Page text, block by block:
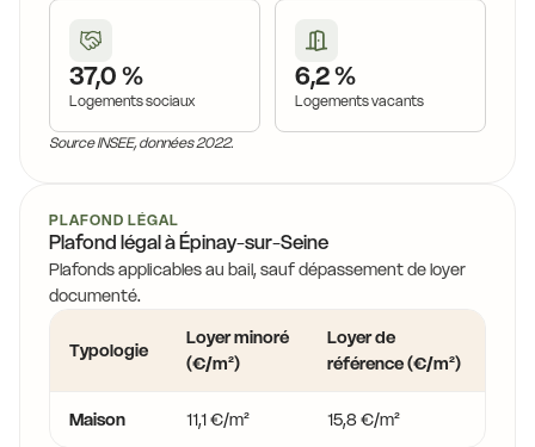
37,0 %
Logements sociaux
6,2 %
Logements vacants
Source INSEE, données 2022.
PLAFOND LÉGAL
Plafond légal à Épinay-sur-Seine
Plafonds applicables au bail, sauf dépassement de loyer
documenté.
Typologie
Loyer minoré
(€/m²)
Loyer de
référence (€/m²)
Maison 11,1 €/m² 15,8 €/m²